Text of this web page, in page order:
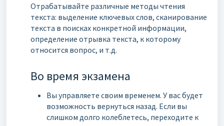
Отрабатывайте различные методы чтения
текста: выделение ключевых слов, сканирование
текста в поисках конкретной информации,
определение отрывка текста, к которому
относится вопрос, и т.д.
Во время экзамена
Вы управляете своим временем. У вас будет
возможность вернуться назад. Если вы
слишком долго колеблетесь, переходите к